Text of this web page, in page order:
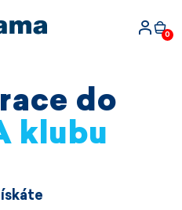
0
do
klubu